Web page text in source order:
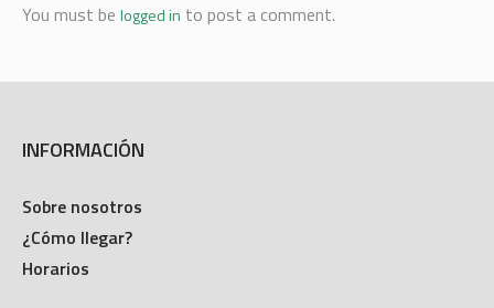
You must be logged in to post a comment.
INFORMACIÓN
Sobre nosotros
¿Cómo llegar?
Horarios